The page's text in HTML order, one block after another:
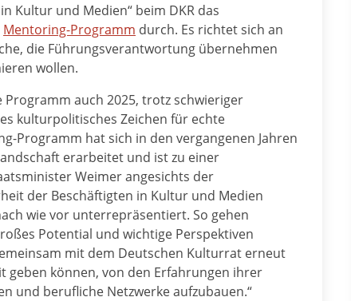
Kultur und Medien“ beim DKR das
Mentoring-Programm durch. Es richtet sich an
die Führungsverantwortung übernehmen
wollen.
Programm auch 2025, trotz schwieriger
kulturpolitisches Zeichen für echte
Programm hat sich in den vergangenen Jahren
erarbeitet und ist zu einer
Weimer angesichts der
der Beschäftigten in Kultur und Medien
wie vor unterrepräsentiert. So gehen
Potential und wichtige Perspektiven
mit dem Deutschen Kulturrat erneut
geben können, von den Erfahrungen ihrer
und berufliche Netzwerke aufzubauen.“